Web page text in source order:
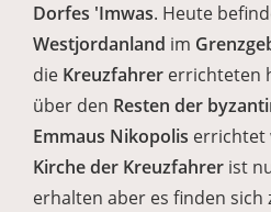
Dorfes 'Imwas. Heute
Westjordanland im
die Kreuzfahrer errichteten
über den Resten der
Emmaus Nikopolis errichtet
Kirche der Kreuzfahrer ist
erhalten aber es finden sich